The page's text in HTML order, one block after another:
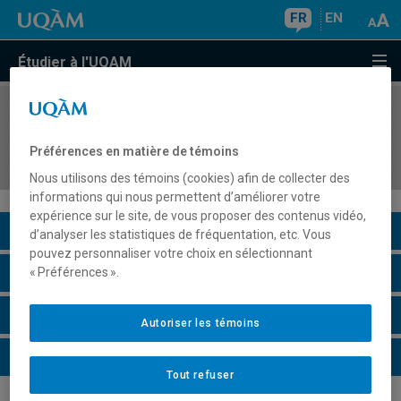
FR EN
Étudier à l'UQAM
COURS//
communicationnels
Description du cours
Horaire - Été 2026
Horaire - Automne 2026
Horaire - Hiver 2027
Préférences en matière de témoins
Nous utilisons des témoins (cookies) afin de collecter des
informations qui nous permettent d’améliorer votre
expérience sur le site, de vous proposer des contenus vidéo,
d’analyser les statistiques de fréquentation, etc. Vous
pouvez personnaliser votre choix en sélectionnant
« Préférences ».
Tout refuser
Autoriser les témoins